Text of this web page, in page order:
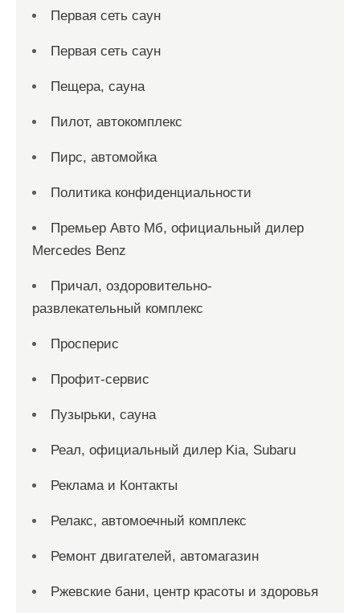
Первая сеть саун
Первая сеть саун
Пещера, сауна
Пилот, автокомплекс
Пирс, автомойка
Политика конфиденциальности
Премьер Авто Мб, официальный дилер
Mercedes Benz
Причал, оздоровительно-
развлекательный комплекс
Просперис
Профит-сервис
Пузырьки, сауна
Реал, официальный дилер Kia, Subaru
Реклама и Контакты
Релакс, автомоечный комплекс
Ремонт двигателей, автомагазин
Ржевские бани, центр красоты и здоровья